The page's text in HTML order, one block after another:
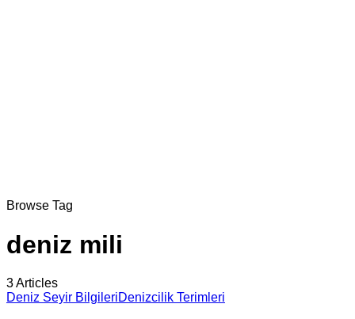
Browse Tag
deniz mili
3 Articles
Deniz Seyir BilgileriDenizcilik Terimleri